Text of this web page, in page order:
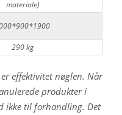
materiale)
290 kg
effektivitet nøglen. Når
produkter i
ikke til forhandling. Det